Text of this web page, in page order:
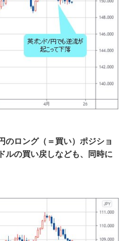
のロング（＝買い）ポジショ
ルの買い戻しなども、同時に